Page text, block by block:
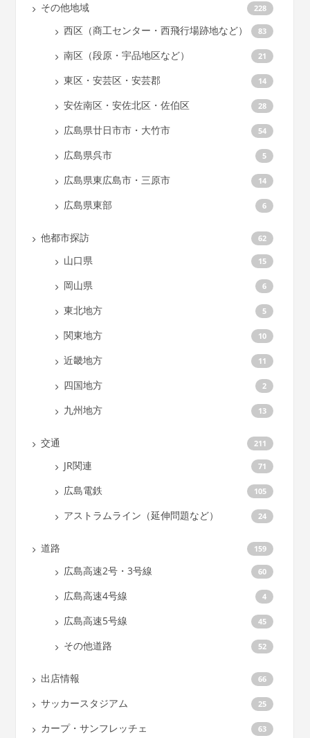
その他地域 228
西区（商工センター・西飛行場跡地など） 83
南区（段原・宇品地区など） 21
東区・安芸区・安芸郡 14
安佐南区・安佐北区・佐伯区 28
広島県廿日市市・大竹市 54
広島県呉市 5
広島県東広島市・三原市 14
広島県東部 6
他都市探訪 62
山口県 15
岡山県 6
東北地方 5
関東地方 10
近畿地方 11
四国地方 2
九州地方 13
交通 211
JR関連 71
広島電鉄 105
アストラムライン（延伸問題など） 24
道路 159
広島高速2号・3号線 60
広島高速4号線 4
広島高速5号線 45
その他道路 52
出店情報 66
サッカースタジアム 25
カープ・サンフレッチェ 63